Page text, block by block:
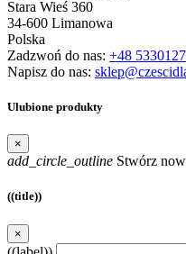
Stara Wieś 360
34-600 Limanowa
Polska
Zadzwoń do nas: +48
Napisz do nas:
Ulubione produkty
×
add_circle_outline Stwórz
((title))
×